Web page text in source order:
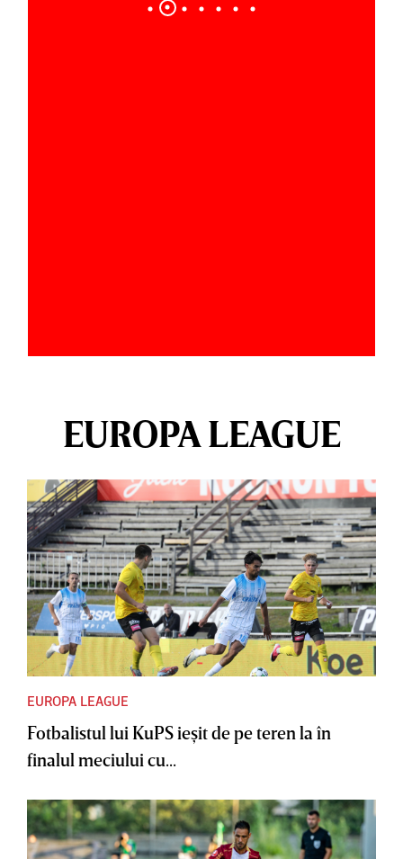
EUROPA LEAGUE
EUROPA LEAGUE
Fotbalistul lui KuPS ieşit de pe teren la în
finalul meciului cu...